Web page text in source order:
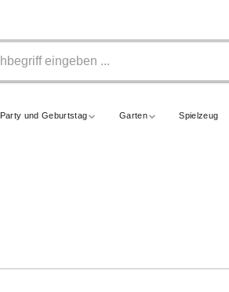
Party und Geburtstag Garten Spielzeug